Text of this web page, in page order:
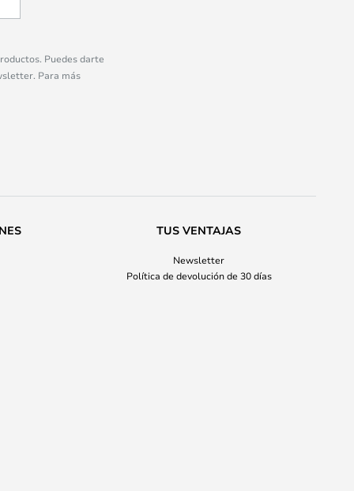
Puedes darte
Para más
TUS VENTAJAS
Newsletter
Política de devolución de 30 días